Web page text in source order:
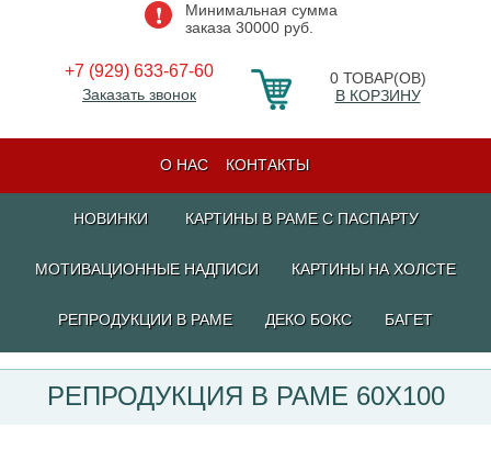
Минимальная сумма
заказа 30000 руб.
+7 (929) 633-67-60
Заказать звонок
0ТОВАР(ОВ)
В КОРЗИНУ
О НАС КОНТАКТЫ
НОВИНКИ КАРТИНЫ В РАМЕ С ПАСПАРТУ
МОТИВАЦИОННЫЕ НАДПИСИ КАРТИНЫ НА ХОЛСТЕ
РЕПРОДУКЦИИ В РАМЕ ДЕКО БОКС БАГЕТ
РЕПРОДУКЦИЯ В РАМЕ 60Х100